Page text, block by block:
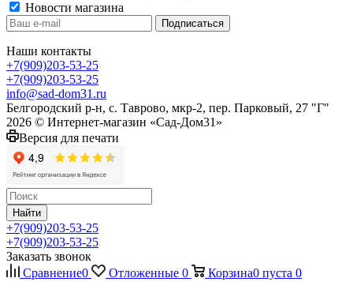
Новости магазина
Наши контакты
+7(909)203-53-25
+7(909)203-53-25
info@sad-dom31.ru
Белгородский р-н, с. Таврово, мкр-2, пер. Парковый, 27 "Г"
2026 © Интернет-магазин «Сад-Дом31»
Версия для печати
Найти
+7(909)203-53-25
+7(909)203-53-25
Заказать звонок
Сравнение0 Отложенные 0 Корзина0 пуста 0